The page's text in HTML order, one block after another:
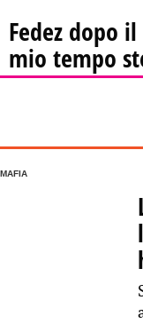
Fedez dopo
mio tempo
MAFIA